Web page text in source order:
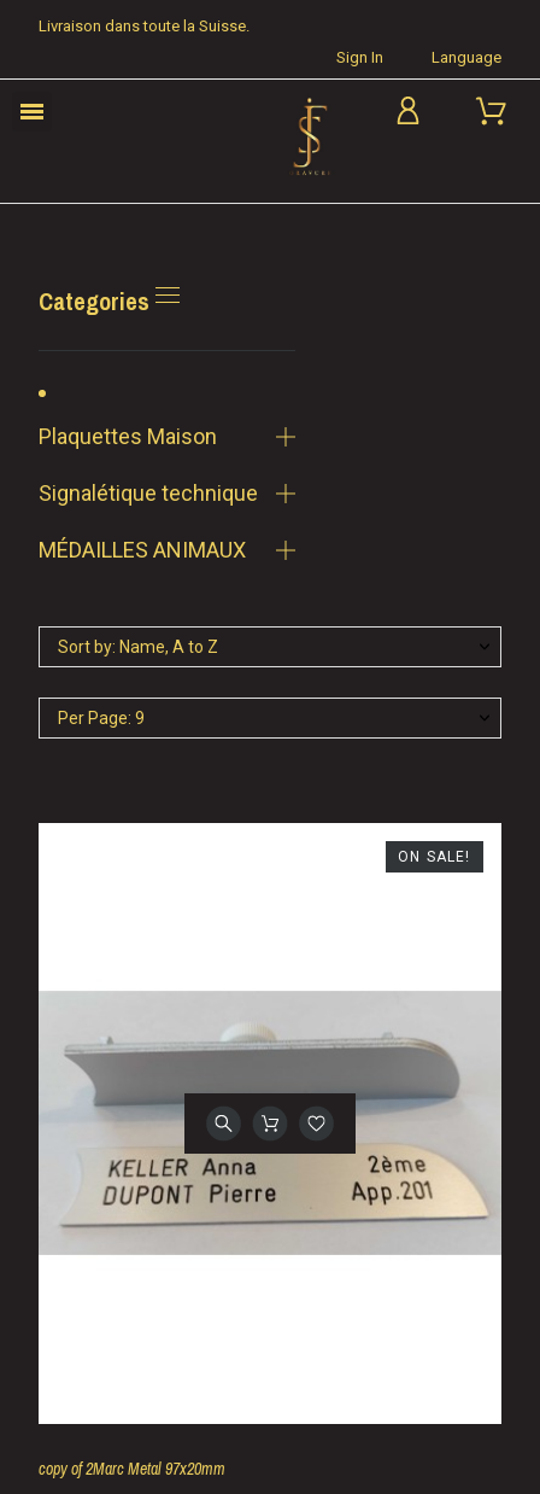
Livraison dans toute la Suisse.
Sign In
Language
Categories
Plaquettes Maison
Signalétique technique
MÉDAILLES ANIMAUX
Sort by: Name, A to Z
Per Page: 9
copy of 2Marc Metal 97x20mm
ON SALE!